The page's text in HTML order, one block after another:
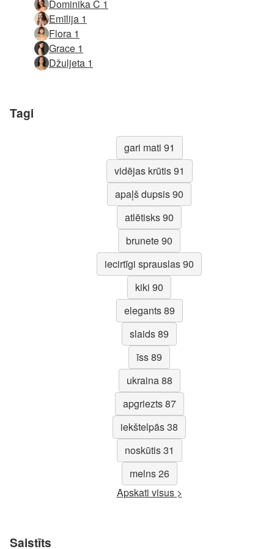
Dominika C 1
Emīlija 1
Flora 1
Grace 1
Džuljeta 1
Tagi
gari mati 91
vidējas krūtis 91
apaļš dupsis 90
atlētisks 90
brunete 90
iecirtīgi sprauslas 90
kiki 90
elegants 89
slaids 89
īss 89
ukraina 88
apgriezts 87
iekštelpās 38
noskūtis 31
melns 26
Apskati visus >
Saistīts